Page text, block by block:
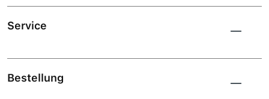
Service
Bestellung